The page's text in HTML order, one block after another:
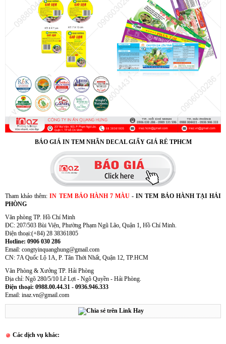
BÁO GIÁ IN TEM NHÃN DECAL GIẤY GIÁ RẺ TPHCM
Tham khảo thêm:IN TEM BẢO HÀNH 7 MÀU -IN TEM BẢO HÀNH TẠI HẢI
PHÒNG
Văn phòng TP. Hồ Chí Minh
ĐC: 207/503 Bùi Viện, Phường Phạm Ngũ Lão, Quận 1, Hồ Chí Minh.
Điện thoại:(+84) 28 38361805
Hotline: 0906 030 286
Email: congtyinquanghung@gmail.com
CN: 7A Quốc Lộ 1A, P. Tân Thới Nhất, Quận 12, TP.HCM
Văn Phòng & Xưởng TP. Hải Phòng
Địa chỉ: Ngõ 280/5/10 Lê Lợi - Ngô Quyền - Hải Phòng.
Điện thoại: 0988.00.44.31 - 0936.946.333
Email: inaz.vn@gmail.com
Các dịch vụ khác:
Sample hanger, Bảng treo mẫu vải
Hanger quảng cáo treo trần nhà